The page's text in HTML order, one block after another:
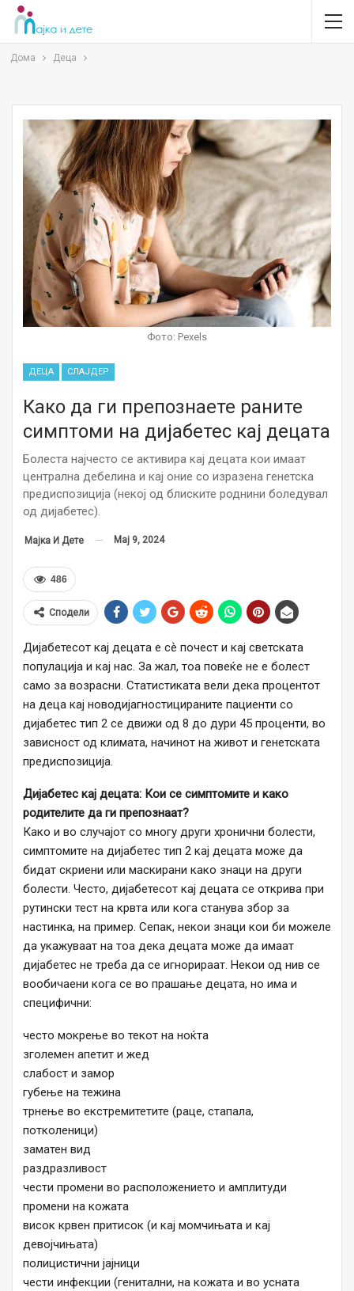
Дома Деца
Фото: Pexels
ДЕЦА СЛАЈДЕР
Како да ги препознаете раните
симптоми на дијабетес кај децата
Болеста најчесто се активира кај децата кои имаат
централна дебелина и кај оние со изразена генетска
предиспозиција (некој од блиските роднини боледувал
од дијабетес).
Мајка И Дете Мај 9, 2024
486
Сподели
Дијабетесот кај децата е сѐ почест и кај светската
популација и кај нас. За жал, тоа повеќе не е болест
само за возрасни. Статистиката вели дека процентот
на деца кај новодијагностицираните пациенти со
дијабетес тип 2 се движи од 8 до дури 45 проценти, во
зависност од климата, начинот на живот и генетската
предиспозиција.
Дијабетес кај децата: Кои се симптомите и како
родителите да ги препознаат?
Како и во случајот со многу други хронични болести,
симптомите на дијабетес тип 2 кај децата може да
бидат скриени или маскирани како знаци на други
болести. Често, дијабетесот кај децата се открива при
рутински тест на крвта или кога станува збор за
настинка, на пример. Сепак, некои знаци кои би можеле
да укажуваат на тоа дека децата може да имаат
дијабетес не треба да се игнорираат. Некои од нив се
вообичаени кога се во прашање децата, но има и
специфични:
често мокрење во текот на ноќта
зголемен апетит и жед
слабост и замор
губење на тежина
трнење во екстремитетите (раце, стапала,
потколеници)
заматен вид
раздразливост
чести промени во расположението и амплитуди
промени на кожата
висок крвен притисок (и кај момчињата и кај
девојчињата)
полицистични јајници
чести инфекции (генитални, на кожата и во усната